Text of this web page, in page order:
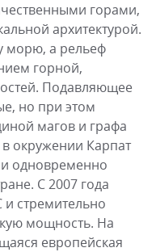
горами,
архитектурой.
морю, а рельеф
горной,
Подавляющее
но при этом
магов и графа
окружении Карпат
одновременно
С 2007 года
и стремительно
мощность. На
европейская